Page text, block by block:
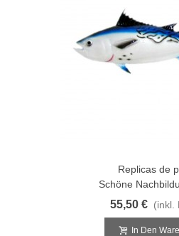
Replicas de
Schöne
55,50 € (inkl.
In Den